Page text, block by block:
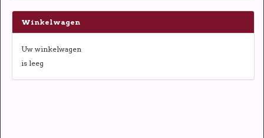
Winkelwagen
Uw winkelwagen
is leeg